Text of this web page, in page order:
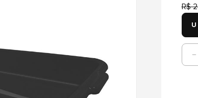
R$
U